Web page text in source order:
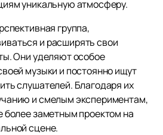
уникальную атмосферу.
группа,
и расширять свои
Они уделяют особое
музыки и постоянно ищут
слушателей. Благодаря их
и смелым экспериментам,
более заметным проектом на
сцене.